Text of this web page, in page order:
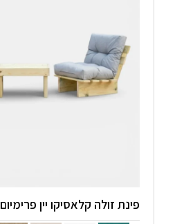
פינת זולה קלאסיקו יין פרימיום